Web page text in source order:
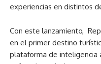
experiencias en distintos
Con este lanzamiento,
en el primer destino
plataforma de inteligencia